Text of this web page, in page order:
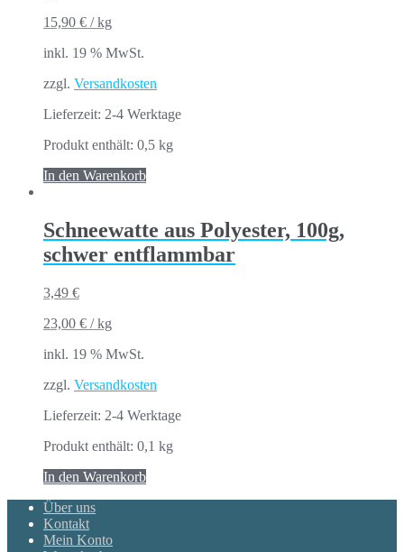
15,90 € /kg
inkl. 19 % MwSt.
zzgl. Versandkosten
Lieferzeit: 2-4 Werktage
Produkt enthält: 0,5 kg
In den Warenkorb
Schneewatte aus Polyester, 100g,
schwer entflammbar
3,49 €
23,00 € /kg
inkl. 19 % MwSt.
zzgl. Versandkosten
Lieferzeit: 2-4 Werktage
Produkt enthält: 0,1 kg
In den Warenkorb
Über uns
Kontakt
Mein Konto